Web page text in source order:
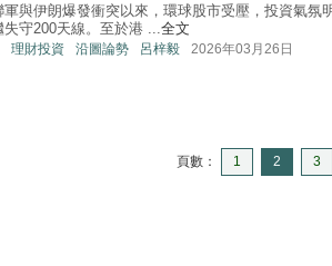
軍與伊朗爆發衝突以來，環球股市受壓，投資氣氛
守200天線。至於港 ... 全文
理財投資 沿圖論勢 呂梓毅 2026年03月26日
頁數： 1 2 3